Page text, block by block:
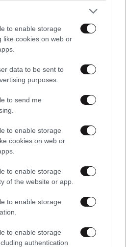
to enable storage
like cookies on web or
data to be sent to
purposes.
to send me
to enable storage
cookies on web or
to enable storage
of the website or app.
to enable storage
to enable storage
authentication